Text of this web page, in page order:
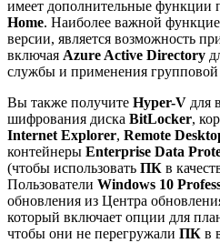
имеет дополнительные функции
Home. Наиболее важной
версии, является возможность
включая Azure Active Directory
службы и применения
Вы также получите Hyper-V для
шифрования диска BitLocker,
Internet Explorer, Remote
контейнеры Enterprise Data
(чтобы использовать ПК в
Пользователи Windows 10
обновления из Центра
который включает опции для
чтобы они не перегружали ПК в